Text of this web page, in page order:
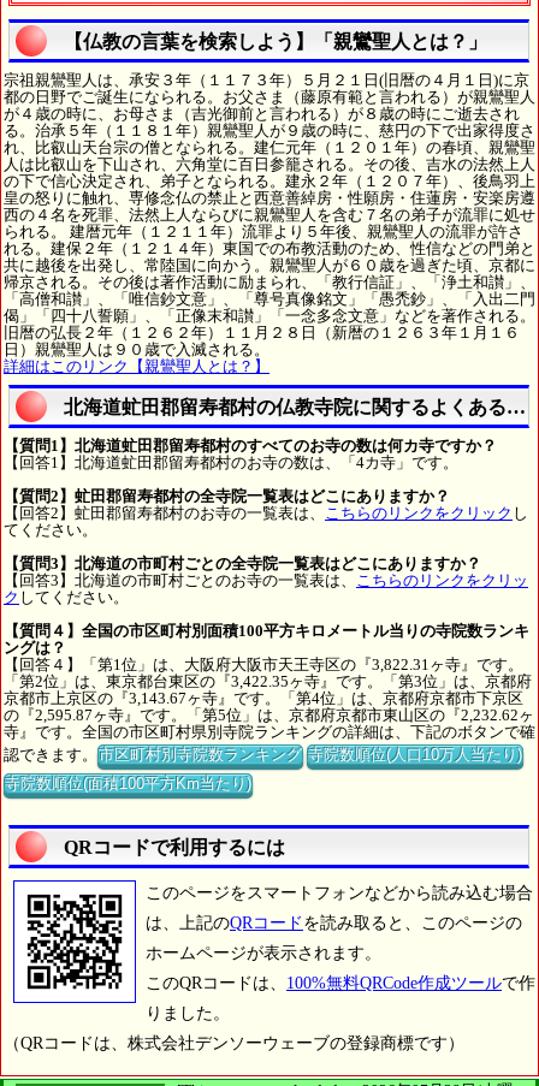
【仏教の言葉を検索しよう】「親鸞聖人とは？」
宗祖親鸞聖人は、承安３年（１１７３年）５月２１日(旧暦の４月１日)に京
都の日野でご誕生になられる。お父さま（藤原有範と言われる）が親鸞聖人
が４歳の時に、お母さま（吉光御前と言われる）が８歳の時にご逝去され
る。治承５年（１１８１年）親鸞聖人が９歳の時に、慈円の下で出家得度さ
れ、比叡山天台宗の僧となられる。建仁元年（１２０１年）の春頃、親鸞聖
人は比叡山を下山され、六角堂に百日参籠される。その後、吉水の法然上人
の下で信心決定され、弟子となられる。建永２年（１２０７年）、後鳥羽上
皇の怒りに触れ、専修念仏の禁止と西意善綽房・性願房・住蓮房・安楽房遵
西の４名を死罪、法然上人ならびに親鸞聖人を含む７名の弟子が流罪に処せ
られる。 建暦元年（１２１１年）流罪より５年後、親鸞聖人の流罪が許さ
れる。建保２年（１２１４年）東国での布教活動のため、性信などの門弟と
共に越後を出発し、常陸国に向かう。親鸞聖人が６０歳を過ぎた頃、京都に
帰京される。その後は著作活動に励まられ、「教行信証」、「浄土和讃」、
「高僧和讃」、「唯信鈔文意」、「尊号真像銘文」「愚禿鈔」、「入出二門
偈」「四十八誓願」、「正像末和讃」「一念多念文意」などを著作される。
旧暦の弘長２年（１２６２年）１１月２８日（新暦の１２６３年１月１６
日）親鸞聖人は９０歳で入滅される。
詳細はこのリンク【親鸞聖人とは？】
北海道虻田郡留寿都村の仏教寺院に関するよくある質
【質問1】北海道虻田郡留寿都村のすべてのお寺の数は何カ寺ですか？
【回答1】北海道虻田郡留寿都村のお寺の数は、「4カ寺」です。
【質問2】虻田郡留寿都村の全寺院一覧表はどこにありますか？
【回答2】虻田郡留寿都村のお寺の一覧表は、 こちらのリンクをクリック し
てください。
【質問3】北海道の市町村ごとの全寺院一覧表はどこにありますか？
【回答3】北海道の市町村ごとのお寺の一覧表は、 こちらのリンクをクリッ
ク してください。
【質問４】全国の市区町村別面積100平方キロメートル当りの寺院数ランキ
ングは？
【回答４】「第1位」は、大阪府大阪市天王寺区の『3,822.31ヶ寺』です。
「第2位」は、東京都台東区の『3,422.35ヶ寺』です。「第3位」は、京都府
京都市上京区の『3,143.67ヶ寺』です。「第4位」は、京都府京都市下京区
の『2,595.87ヶ寺』です。「第5位」は、京都府京都市東山区の『2,232.62ヶ
寺』です。全国の市区町村県別寺院ランキングの詳細は、下記のボタンで確
認できます。市区町村別寺院数ランキング 寺院数順位(人口10万人当たり)
寺院数順位(面積100平方Km当たり)
QRコードで利用するには
このページをスマートフォンなどから読み込む場合
は、上記のQRコード を読み取ると、このページの
ホームページが表示されます。
このQRコードは、 100%無料QRCode作成ツールで作
りました。
（QRコードは、株式会社デンソーウェーブの登録商標です）